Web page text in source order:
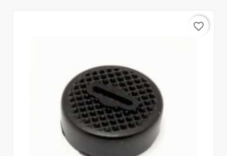
favorite_border